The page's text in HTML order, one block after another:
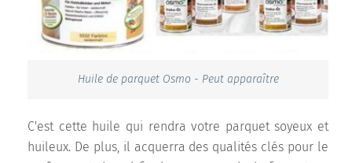
Huile de parquet Osmo - Peut apparaître
C'est cette huile qui rendra votre parquet soyeux et
huileux. De plus, il acquerra des qualités clés pour le